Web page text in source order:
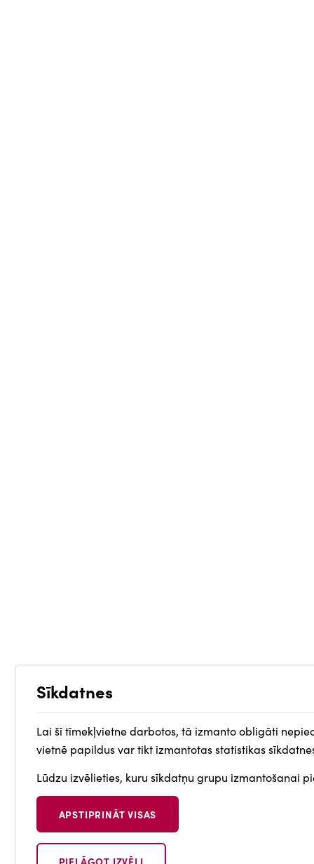
Sīkdatnes
Lai šī tīmekļvietne darbotos, tā izmanto obligāti
vietnē papildus var tikt izmantotas statistikas
Lūdzu izvēlieties, kuru sīkdatņu grupu izmantošanai
APSTIPRINĀT VISAS
PIELĀGOT IZVĒLI